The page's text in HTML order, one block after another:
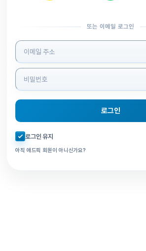
또는 이메일 로그인
로그인 정보 입력
로그인
자동로그인 체크
로그인 유지
아직 애드픽 회원이 아니신가요?